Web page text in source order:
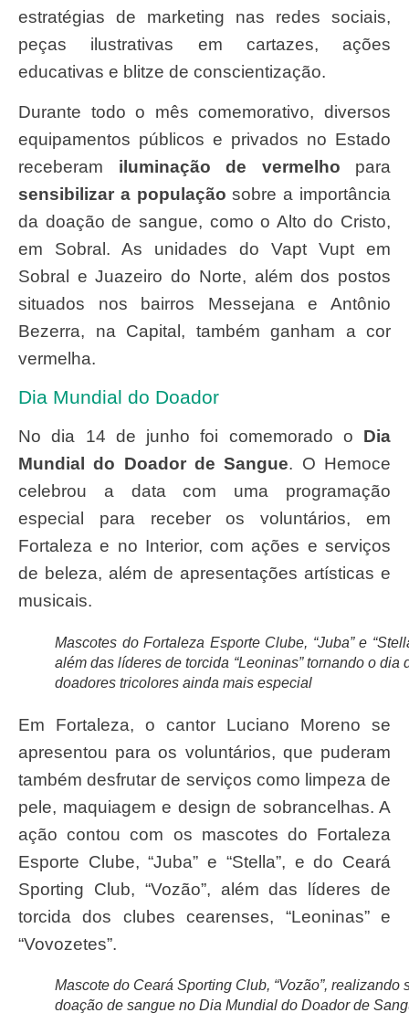
estratégias de marketing nas redes sociais,
peças ilustrativas em cartazes, ações
educativas e blitze de conscientização.
Durante todo o mês comemorativo, diversos
equipamentos públicos e privados no Estado
receberam iluminação de vermelho para
sensibilizar a população sobre a importância
da doação de sangue, como o Alto do Cristo,
em Sobral. As unidades do Vapt Vupt em
Sobral e Juazeiro do Norte, além dos postos
situados nos bairros Messejana e Antônio
Bezerra, na Capital, também ganham a cor
vermelha.
Dia Mundial do Doador
No dia 14 de junho foi comemorado o Dia
Mundial do Doador de Sangue. O Hemoce
celebrou a data com uma programação
especial para receber os voluntários, em
Fortaleza e no Interior, com ações e serviços
de beleza, além de apresentações artísticas e
musicais.
Mascotes do Fortaleza Esporte Clube, “Juba” e
além das líderes de torcida “Leoninas” tornando o dia
doadores tricolores ainda mais especial
Em Fortaleza, o cantor Luciano Moreno se
apresentou para os voluntários, que puderam
também desfrutar de serviços como limpeza de
pele, maquiagem e design de sobrancelhas. A
ação contou com os mascotes do Fortaleza
Esporte Clube, “Juba” e “Stella”, e do Ceará
Sporting Club, “Vozão”, além das líderes de
torcida dos clubes cearenses, “Leoninas” e
“Vovozetes”.
Mascote do Ceará Sporting Club, “Vozão”, realizando
doação de sangue no Dia Mundial do Doador de